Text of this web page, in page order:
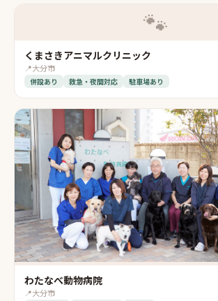
🐾
くまさきアニマルクリニック
📍大分市
併設あり 救急・夜間対応 駐車場あり
わたなべ動物病院
📍大分市